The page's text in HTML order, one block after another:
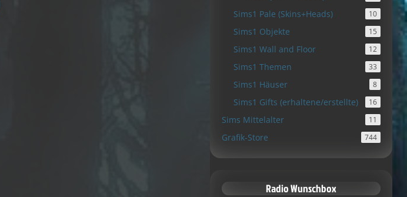
Sims1 Pale (Skins+Heads) 10
Sims1 Objekte 15
Sims1 Wall and Floor 12
Sims1 Themen 33
Sims1 Häuser 8
Sims1 Gifts (erhaltene/erstellte) 16
Sims Mittelalter 11
Grafik-Store 744
Radio Wunschbox